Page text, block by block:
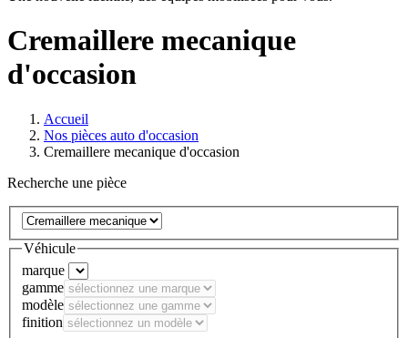
Cremaillere mecanique
d'occasion
Accueil
Nos pièces auto d'occasion
Cremaillere mecanique d'occasion
Recherche une pièce
Véhicule
marque
gamme
modèle
finition